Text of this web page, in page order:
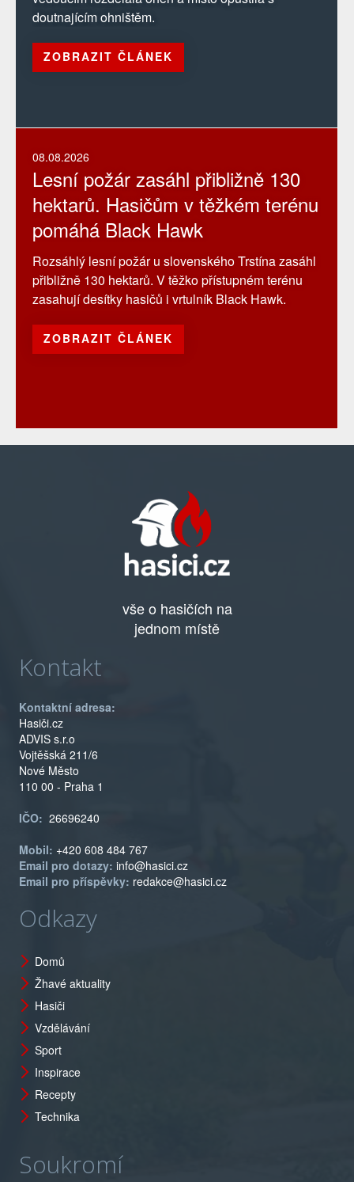
doutnajícím ohništěm.
ZOBRAZIT ČLÁNEK
08.08.2026
Lesní požár zasáhl přibližně 130
hektarů. Hasičům v těžkém terénu
pomáhá Black Hawk
Rozsáhlý lesní požár u slovenského Trstína zasáhl
přibližně 130 hektarů. V těžko přístupném terénu
zasahují desítky hasičů i vrtulník Black Hawk.
ZOBRAZIT ČLÁNEK
vše o hasičích na
jednom místě
Kontakt
Kontaktní adresa:
Hasiči.cz
ADVIS s.r.o
Vojtěšská 211/6
Nové Město
110 00 - Praha 1
IČO: 26696240
Mobil: +420 608 484 767
Email pro dotazy: info@hasici.cz
Email pro příspěvky: redakce@hasici.cz
Odkazy
Domů
Žhavé aktuality
Hasiči
Vzdělávání
Sport
Inspirace
Recepty
Technika
Soukromí